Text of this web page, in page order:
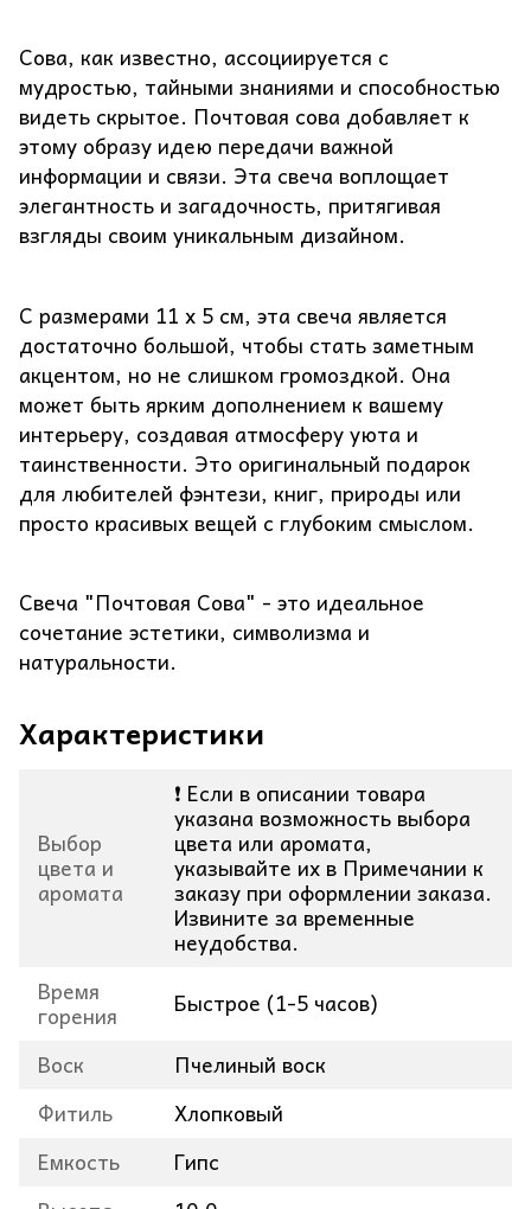
Сова, как известно, ассоциируется с
мудростью, тайными знаниями и способностью
видеть скрытое. Почтовая сова добавляет к
этому образу идею передачи важной
информации и связи. Эта свеча воплощает
элегантность и загадочность, притягивая
взгляды своим уникальным дизайном.
С размерами 11 х 5 см, эта свеча является
достаточно большой, чтобы стать заметным
акцентом, но не слишком громоздкой. Она
может быть ярким дополнением к вашему
интерьеру, создавая атмосферу уюта и
таинственности. Это оригинальный подарок
для любителей фэнтези, книг, природы или
просто красивых вещей с глубоким смыслом.
Свеча "Почтовая Сова" - это идеальное
сочетание эстетики, символизма и
натуральности.
Характеристики
Выбор
цвета и
аромата
❗ Если в описании товара
указана возможность выбора
цвета или аромата,
указывайте их в Примечании к
заказу при оформлении заказа.
Извините за временные
неудобства.
Время
горения
Быстрое (1-5 часов)
Воск
Пчелиный воск
Фитиль
Хлопковый
Емкость
Гипс